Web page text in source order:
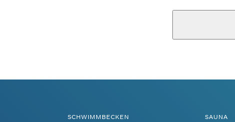
SCHWIMMBECKEN SAUNA